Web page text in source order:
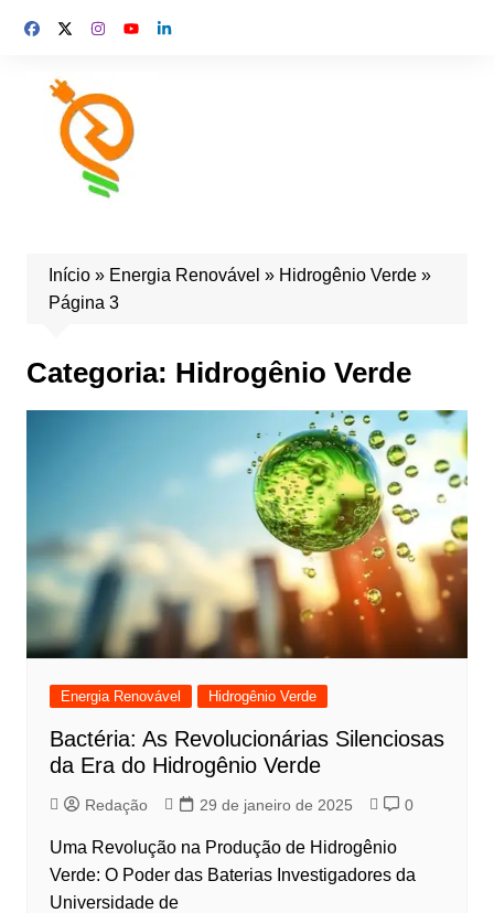
Início» Energia Renovável » Hidrogênio Verde»
Página 3
Categoria: Hidrogênio Verde
Energia Renovável Hidrogênio Verde
Bactéria: As Revolucionárias Silenciosas
da Era do Hidrogênio Verde
Redação 29 de janeiro de 2025 0
Uma Revolução na Produção de Hidrogênio
Verde: O Poder das Baterias Investigadores da
Universidade de